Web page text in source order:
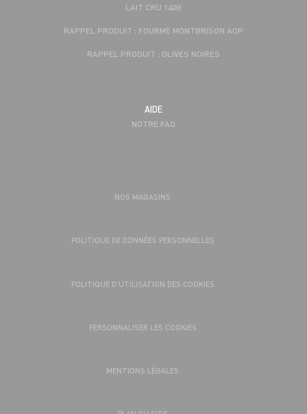
LAIT CRU 140G
RAPPEL PRODUIT : FOURME MONTBRISON AOP
RAPPEL PRODUIT : OLIVES NOIRES
AIDE
NOTRE FAQ
NOS MAGASINS
POLITIQUE DE DONNÉES PERSONNELLES
POLITIQUE D’UTILISATION DES COOKIES
PERSONNALISER LES COOKIES
MENTIONS LÉGALES